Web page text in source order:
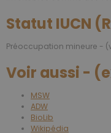
Statut IUCN
Préoccupation mineure -
Voir aussi -
MSW
ADW
BioLib
Wikipédia